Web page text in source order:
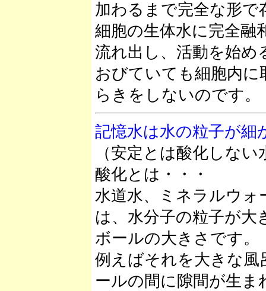
加わるまで完全な形で
細胞の生体水に完全融
流れ出し、活動を始め
おびていても細胞内
らきをしないのです。
記憶水は水の粒子が細
（安定とは酸化しな
酸化とは・・・
水道水、ミネラルウォ
は、水分子の粒子が
ボールの大きさです。
例えばそれを大きな
ールの間に隙間が生ま